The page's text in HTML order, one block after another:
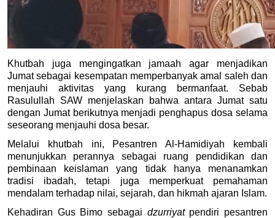
Khutbah juga mengingatkan jamaah agar menjadikan
Jumat sebagai kesempatan memperbanyak amal saleh dan
menjauhi aktivitas yang kurang bermanfaat. Sebab
Rasulullah SAW menjelaskan bahwa antara Jumat satu
dengan Jumat berikutnya menjadi penghapus dosa selama
seseorang menjauhi dosa besar.
Melalui khutbah ini, Pesantren Al-Hamidiyah kembali
menunjukkan perannya sebagai ruang pendidikan dan
pembinaan keislaman yang tidak hanya menanamkan
tradisi ibadah, tetapi juga memperkuat pemahaman
mendalam terhadap nilai, sejarah, dan hikmah ajaran Islam.
Kehadiran Gus Bimo sebagai dzurriyat pendiri pesantren